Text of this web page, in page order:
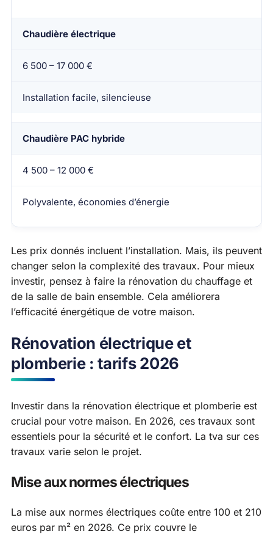
Chaudière électrique
6 500 – 17 000 €
Installation facile, silencieuse
Chaudière PAC hybride
4 500 – 12 000 €
Polyvalente, économies d’énergie
Les prix donnés incluent l’installation. Mais, ils peuvent
changer selon la complexité des travaux. Pour mieux
investir, pensez à faire la rénovation du chauffage et
de la salle de bain ensemble. Cela améliorera
l’efficacité énergétique de votre maison.
Rénovation électrique et
plomberie : tarifs 2026
Investir dans la rénovation électrique et plomberie est
crucial pour votre maison. En 2026, ces travaux sont
essentiels pour la sécurité et le confort. La tva sur ces
travaux varie selon le projet.
Mise aux normes électriques
La mise aux normes électriques coûte entre 100 et 210
euros par m² en 2026. Ce prix couvre le